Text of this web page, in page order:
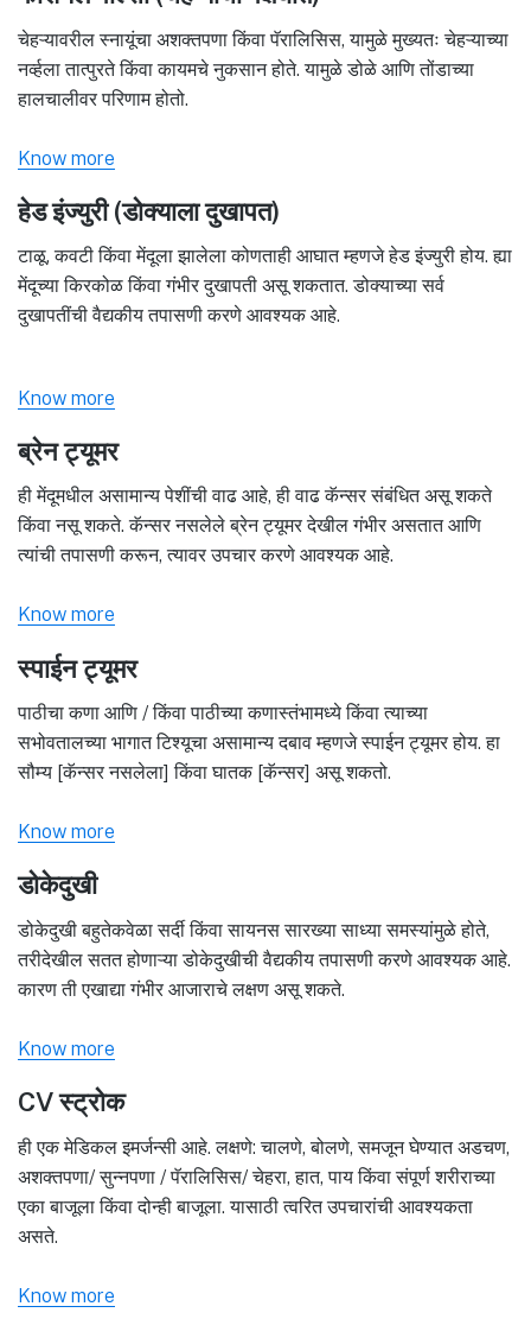
चेहऱ्यावरील स्नायूंचा अशक्तपणा किंवा पॅरालिसिस, यामुळे मुख्यतः चेहऱ्याच्या
नर्व्हला तात्पुरते किंवा कायमचे नुकसान होते. यामुळे डोळे आणि तोंडाच्या
हालचालीवर परिणाम होतो.
Know more
हेड इंज्युरी (डोक्याला दुखापत)
टाळू, कवटी किंवा मेंदूला झालेला कोणताही आघात म्हणजे हेड इंज्युरी होय. ह्या
मेंदूच्या किरकोळ किंवा गंभीर दुखापती असू शकतात. डोक्याच्या सर्व
दुखापतींची वैद्यकीय तपासणी करणे आवश्यक आहे.
Know more
ब्रेन ट्यूमर
ही मेंदूमधील असामान्य पेशींची वाढ आहे, ही वाढ कॅन्सर संबंधित असू शकते
किंवा नसू शकते. कॅन्सर नसलेले ब्रेन ट्यूमर देखील गंभीर असतात आणि
त्यांची तपासणी करून, त्यावर उपचार करणे आवश्यक आहे.
Know more
स्पाईन ट्यूमर
पाठीचा कणा आणि / किंवा पाठीच्या कणास्तंभामध्ये किंवा त्याच्या
सभोवतालच्या भागात टिश्यूचा असामान्य दबाव म्हणजे स्पाईन ट्यूमर होय. हा
सौम्य [कॅन्सर नसलेला] किंवा घातक [कॅन्सर] असू शकतो.
Know more
डोकेदुखी
डोकेदुखी बहुतेकवेळा सर्दी किंवा सायनस सारख्या साध्या समस्यांमुळे होते,
तरीदेखील सतत होणाऱ्या डोकेदुखीची वैद्यकीय तपासणी करणे आवश्यक आहे.
कारण ती एखाद्या गंभीर आजाराचे लक्षण असू शकते.
Know more
CV स्ट्रोक
ही एक मेडिकल इमर्जन्सी आहे. लक्षणे: चालणे, बोलणे, समजून घेण्यात अडचण,
अशक्तपणा/ सुन्नपणा / पॅरालिसिस/ चेहरा, हात, पाय किंवा संपूर्ण शरीराच्या
एका बाजूला किंवा दोन्ही बाजूला. यासाठी त्वरित उपचारांची आवश्यकता
असते.
Know more